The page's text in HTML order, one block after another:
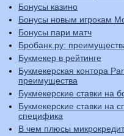
Бонусы казино
Бонусы новым игрокам
Бонусы пари матч
Бробанк.ру:
Букмекер в рейтинге
Букмекерская контора
преимущества
Букмекерские ставки на
Букмекерские ставки на
специфика
В чем плюсы